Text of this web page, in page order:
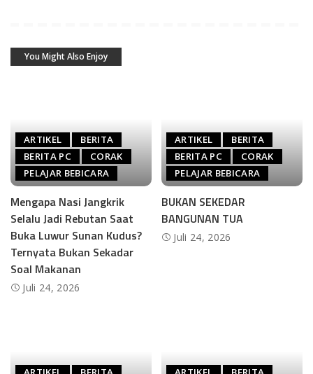
You Might Also Enjoy
ARTIKEL
BERITA
BERITA PC
CORAK
PELAJAR BEBICARA
Mengapa Nasi Jangkrik
Selalu Jadi Rebutan Saat
Buka Luwur Sunan Kudus?
Ternyata Bukan Sekadar
Soal Makanan
Juli 24, 2026
ARTIKEL
BERITA
BERITA PC
CORAK
PELAJAR BEBICARA
BUKAN SEKEDAR
BANGUNAN TUA
Juli 24, 2026